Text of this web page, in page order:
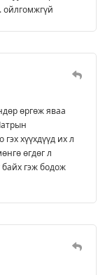
ойлгомжгүй
өргөж яваа
хүүхдүүд их л
өгдөг л
байх гэж бодож